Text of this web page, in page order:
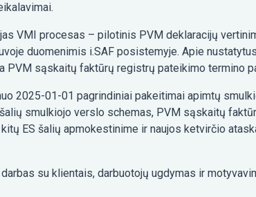
VMI procesas – pilotinis PVM deklaracijų
duomenimis i.SAF posistemyje. Apie
sąskaitų faktūrų registrų pateikimo termino
2025-01-01 pagrindiniai pakeitimai apimtų
smulkiojo verslo schemas, PVM sąskaitų
ES šalių apmokestinime ir naujos ketvirčio
su klientais, darbuotojų ugdymas ir